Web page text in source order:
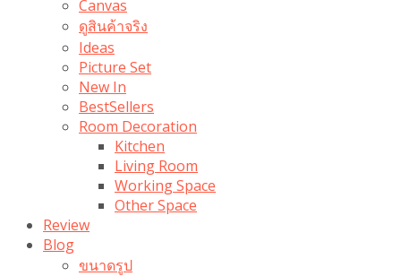
Canvas
ดูสินค้าจริง
Ideas
Picture Set
New In
BestSellers
Room Decoration
Kitchen
Living Room
Working Space
Other Space
Review
Blog
ขนาดรูป